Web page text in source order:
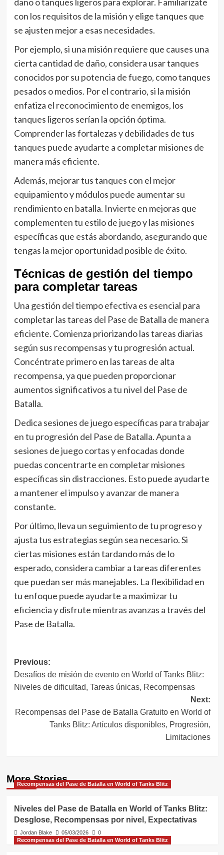
con los requisitos de la misión y elige tanques que
se ajusten mejor a esas necesidades.
Por ejemplo, si una misión requiere que causes una
cierta cantidad de daño, considera usar tanques
conocidos por su potencia de fuego, como tanques
pesados o medios. Por el contrario, si la misión
enfatiza el reconocimiento de enemigos, los
tanques ligeros serían la opción óptima.
Comprender las fortalezas y debilidades de tus
tanques puede ayudarte a completar misiones de
manera más eficiente.
Además, mejorar tus tanques con el mejor
equipamiento y módulos puede aumentar su
rendimiento en batalla. Invierte en mejoras que
complementen tu estilo de juego y las misiones
específicas que estás abordando, asegurando que
tengas la mejor oportunidad posible de éxito.
Técnicas de gestión del tiempo
para completar tareas
Una gestión del tiempo efectiva es esencial para
completar las tareas del Pase de Batalla de manera
eficiente. Comienza priorizando las tareas diarias
según sus recompensas y tu progresión actual.
Concéntrate primero en las tareas de alta
recompensa, ya que pueden proporcionar
aumentos significativos a tu nivel del Pase de
Batalla.
Dedica sesiones de juego específicas para trabajar
en tu progresión del Pase de Batalla. Apunta a
sesiones de juego cortas y enfocadas donde
puedas concentrarte en completar misiones
específicas sin distracciones. Esto puede ayudarte
a mantener el impulso y avanzar de manera
constante.
Por último, lleva un seguimiento de tu progreso y
ajusta tus estrategias según sea necesario. Si
ciertas misiones están tardando más de lo
esperado, considera cambiar a tareas diferentes
que puedan ser más manejables. La flexibilidad en
tu enfoque puede ayudarte a maximizar tu
eficiencia y disfrute mientras avanzas a través del
Pase de Batalla.
Post
navigation
Previous:
Desafíos de misión de evento en World of Tanks Blitz:
Niveles de dificultad, Tareas únicas, Recompensas
Next:
Recompensas del Pase de Batalla Gratuito en World of
Tanks Blitz: Artículos disponibles, Progresión,
Limitaciones
More Stories
Recompensas del Pase de Batalla en World of Tanks Blitz
Niveles del Pase de Batalla en World of Tanks Blitz:
Desglose, Recompensas por nivel, Expectativas
Jordan Blake 05/03/2026
0
Recompensas del Pase de Batalla en World of Tanks Blitz